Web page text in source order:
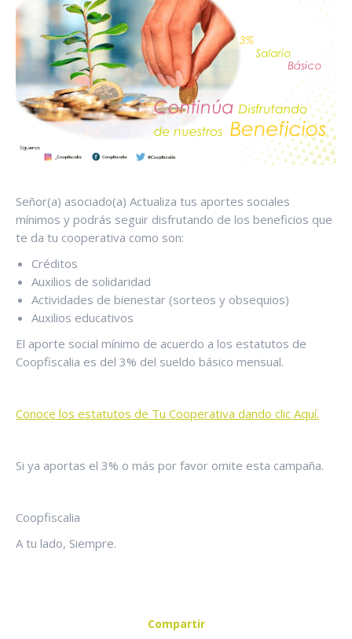
Señor(a) asociado(a) Actualiza tus aportes sociales
mínimos y podrás seguir disfrutando de los beneficios que
te da tu cooperativa como son:
Créditos
Auxilios de solidaridad
Actividades de bienestar (sorteos y obsequios)
Auxilios educativos
El aporte social mínimo de acuerdo a los estatutos de
Coopfiscalia es del 3% del sueldo básico mensual.
Conoce los estatutos de Tu Cooperativa dando clic Aquí.
Si ya aportas el 3% o más por favor omite esta campaña.
Coopfiscalia
A tu lado, Siempre.
Compartir